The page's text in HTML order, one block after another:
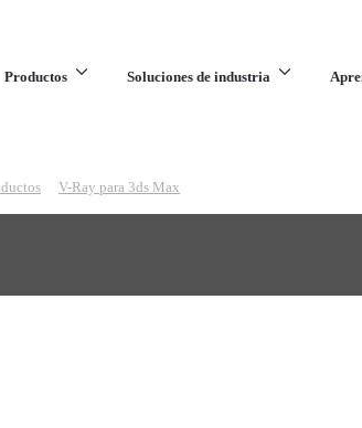
Productos Soluciones de industria
V-Ray para 3ds Max